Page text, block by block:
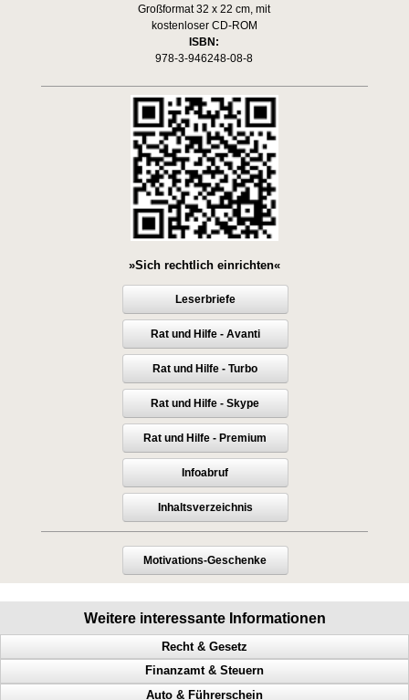
Großformat 32 x 22 cm, mit
kostenloser CD-ROM
ISBN:
978-3-946248-08-8
»Sich rechtlich einrichten«
Leserbriefe
Rat und Hilfe - Avanti
Rat und Hilfe - Turbo
Rat und Hilfe - Skype
Rat und Hilfe - Premium
Infoabruf
Inhaltsverzeichnis
Motivations-Geschenke
Weitere interessante Informationen
Recht & Gesetz
Prozess, Gericht, Fehlentscheidungen, Richter
Finanzamt & Steuern
Auto & Führerschein